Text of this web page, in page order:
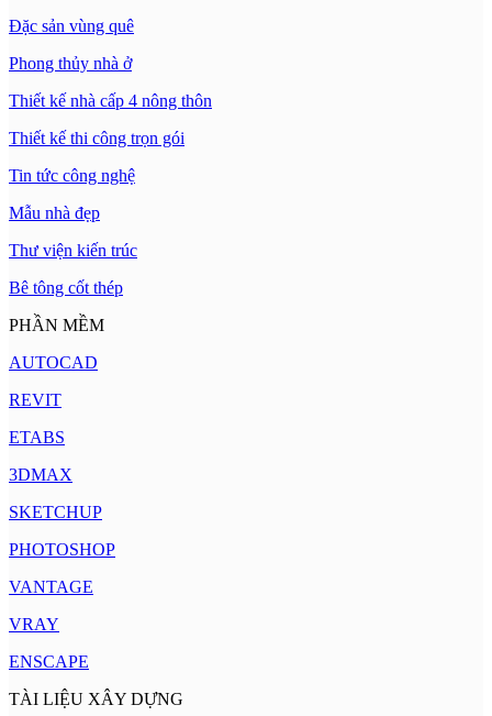
Đặc sản vùng quê
Phong thủy nhà ở
Thiết kế nhà cấp 4 nông thôn
Thiết kế thi công trọn gói
Tin tức công nghệ
Mẫu nhà đẹp
Thư viện kiến trúc
Bê tông cốt thép
PHẦN MỀM
AUTOCAD
REVIT
ETABS
3DMAX
SKETCHUP
PHOTOSHOP
VANTAGE
VRAY
ENSCAPE
TÀI LIỆU XÂY DỰNG